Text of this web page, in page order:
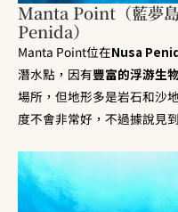
Manta Point（藍夢
Penida）
Manta Point位在Nusa
潛水點，因有豐富的浮游生
場所，但地形多是岩石和沙
度不會非常好，不過據說見